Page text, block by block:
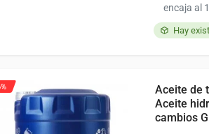
Hay
encaja al
Aceite de
Aceite
cambios